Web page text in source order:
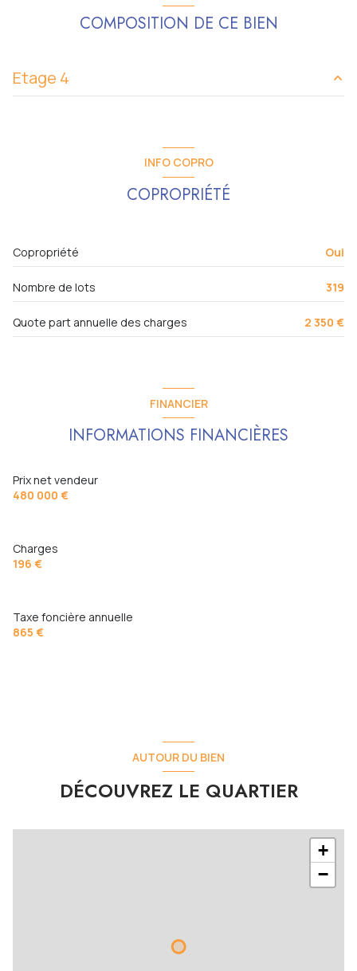
Chauffage collectif : radiateur (autre)
cave
COMPOSITION DE CE BIEN
Etage 4
WC
INFO COPRO
COPROPRIÉTÉ
Copropriété Oui
Nombre de lots 319
Quote part annuelle des charges 2 350 €
FINANCIER
INFORMATIONS FINANCIÈRES
Prix net vendeur
480 000 €
Charges
196 €
Taxe foncière annuelle
865 €
AUTOUR DU BIEN
DÉCOUVREZ LE QUARTIER
+
−